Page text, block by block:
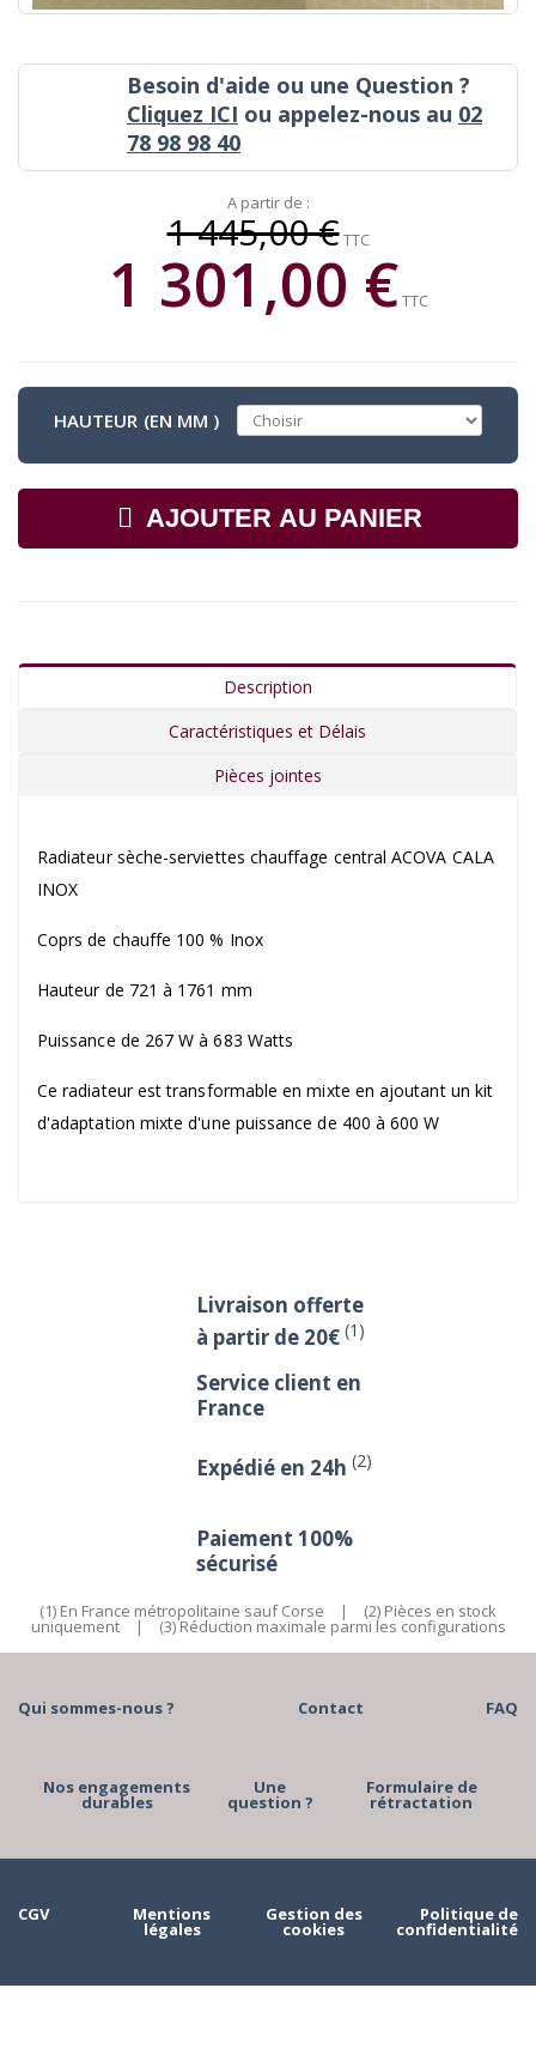
Besoin d'aide ou une Question ?
Cliquez ICI ou appelez-nous au 02
78 98 98 40
A partir de :
1 445,00 €TTC
1 301,00 €TTC
HAUTEUR (EN MM )
AJOUTER AU PANIER
Description
Caractéristiques et Délais
Pièces jointes
Radiateur sèche-serviettes chauffage central ACOVA CALA
INOX
Coprs de chauffe 100 % Inox
Hauteur de 721 à 1761 mm
Puissance de 267 W à 683 Watts
Ce radiateur est transformable en mixte en ajoutant un kit
d'adaptation mixte d'une puissance de 400 à 600 W
Livraison offerte
à partir de 20€ (1)
Service client en
France
Expédié en 24h (2)
Paiement 100%
sécurisé
(1) En France métropolitaine sauf Corse | (2) Pièces en stock
uniquement | (3) Réduction maximale parmi les configurations
Qui sommes-nous ? Contact FAQ
Nos engagements
durables
Une
question ?
Formulaire de
rétractation
CGV Mentions
légales
Gestion des
cookies
Politique de
confidentialité